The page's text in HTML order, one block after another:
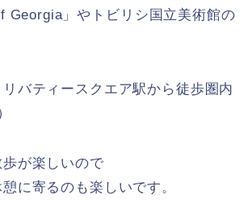
Georgia」やトビリシ国立美術館の
バティースクエア駅から徒歩圏内
歩が楽しいので
に寄るのも楽しいです。